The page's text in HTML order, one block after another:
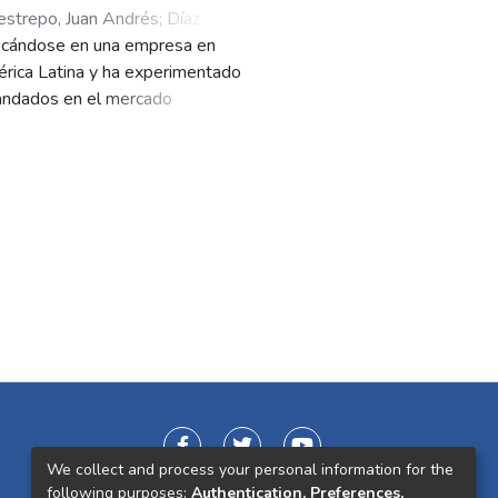
Juan Andrés; Díaz
en una empresa en
Latina y ha experimentado
en el mercado
diálisis, transfusiones,
We collect and process your personal information for the
following purposes: Authentication, Preferences,